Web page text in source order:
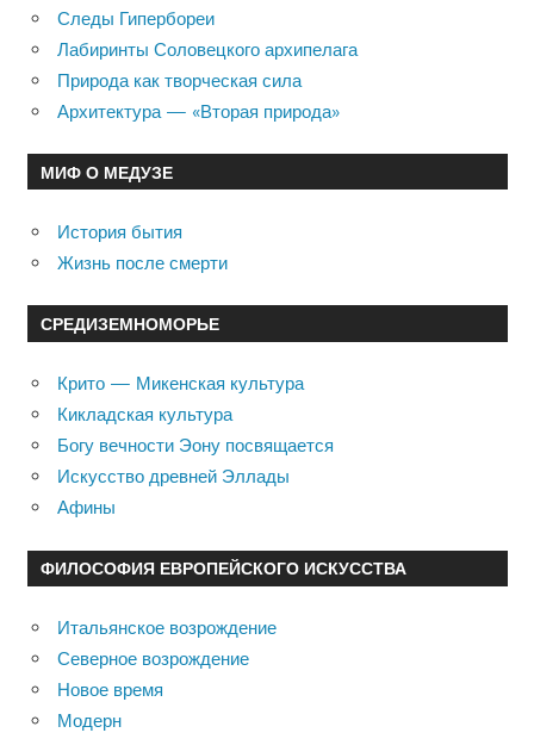
Следы Гипербореи
Лабиринты Соловецкого архипелага
Природа как творческая сила
Архитектура — «Вторая природа»
МИФ О МЕДУЗЕ
История бытия
Жизнь после смерти
СРЕДИЗЕМНОМОРЬЕ
Крито — Микенская культура
Кикладская культура
Богу вечности Эону посвящается
Искусство древней Эллады
Афины
ФИЛОСОФИЯ ЕВРОПЕЙСКОГО ИСКУССТВА
Итальянское возрождение
Северное возрождение
Новое время
Модерн